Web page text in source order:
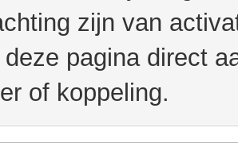
zijn van
deze pagina direct
of koppeling.